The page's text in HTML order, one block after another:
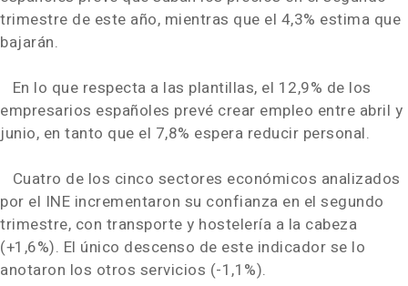
trimestre de este año, mientras que el 4,3% estima que
bajarán.
En lo que respecta a las plantillas, el 12,9% de los
empresarios españoles prevé crear empleo entre abril y
junio, en tanto que el 7,8% espera reducir personal.
Cuatro de los cinco sectores económicos analizados
por el INE incrementaron su confianza en el segundo
trimestre, con transporte y hostelería a la cabeza
(+1,6%). El único descenso de este indicador se lo
anotaron los otros servicios (-1,1%).